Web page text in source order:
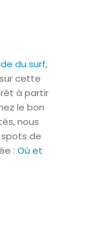
du surf,
cette
à partir
le bon
nous
de
: Où et